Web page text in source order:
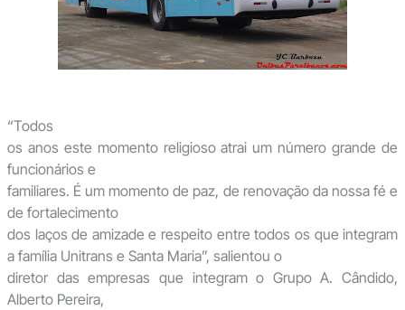
“Todos
os anos este momento religioso atrai um número grande de
funcionários e
familiares. É um momento de paz, de renovação da nossa fé e
de fortalecimento
dos laços de amizade e respeito entre todos os que integram
a família Unitrans e Santa Maria”, salientou o
diretor das empresas que integram o Grupo A. Cândido,
Alberto Pereira,